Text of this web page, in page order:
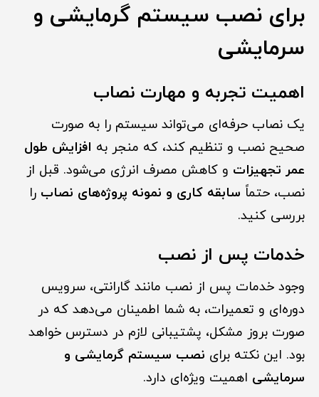
برای نصب سیستم گرمایشی و
سرمایشی
اهمیت تجربه و مهارت نصاب
یک نصاب حرفه‌ای می‌تواند سیستم را به صورت
صحیح نصب و تنظیم کند، که منجر به افزایش طول
عمر تجهیزات و کاهش مصرف انرژی می‌شود. قبل از
نصب، حتماً سابقه کاری و نمونه پروژه‌های نصاب را
بررسی کنید.
خدمات پس از نصب
وجود خدمات پس از نصب مانند گارانتی، سرویس
دوره‌ای و تعمیرات، به شما اطمینان می‌دهد که در
صورت بروز مشکل، پشتیبانی لازم در دسترس خواهد
بود. این نکته برای نصب سیستم گرمایشی و
سرمایشی اهمیت ویژه‌ای دارد.